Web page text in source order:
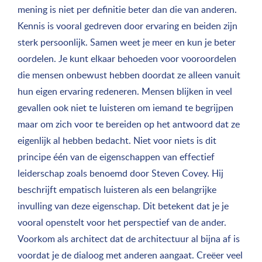
mening is niet per definitie beter dan die van anderen.
Kennis is vooral gedreven door ervaring en beiden zijn
sterk persoonlijk. Samen weet je meer en kun je beter
oordelen. Je kunt elkaar behoeden voor vooroordelen
die mensen onbewust hebben doordat ze alleen vanuit
hun eigen ervaring redeneren. Mensen blijken in veel
gevallen ook niet te luisteren om iemand te begrijpen
maar om zich voor te bereiden op het antwoord dat ze
eigenlijk al hebben bedacht. Niet voor niets is dit
principe één van de eigenschappen van effectief
leiderschap zoals benoemd door Steven Covey. Hij
beschrijft empatisch luisteren als een belangrijke
invulling van deze eigenschap. Dit betekent dat je je
vooral openstelt voor het perspectief van de ander.
Voorkom als architect dat de architectuur al bijna af is
voordat je de dialoog met anderen aangaat. Creëer veel